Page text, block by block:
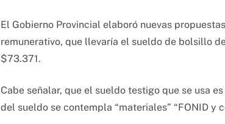
El Gobierno Provincial elaboró nuevas
remunerativo, que llevaría el sueldo de bolsillo
$73.371.
Cabe señalar, que el sueldo testigo que se usa
del sueldo se contempla “materiales” “FONID y